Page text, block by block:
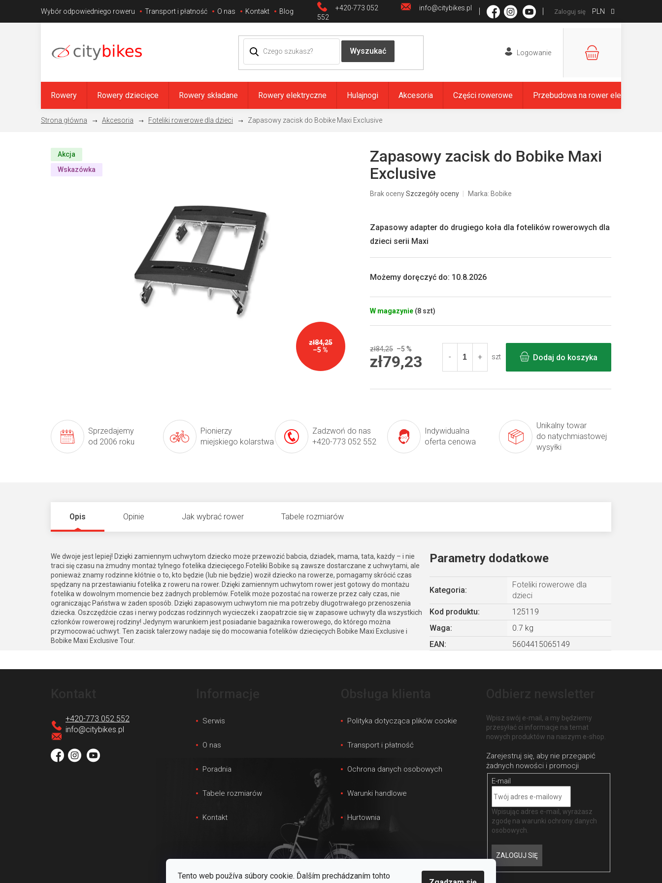
Tento web používa súbory cookie. Ďalším prechádzaním tohto
treści
+420-773 052
552
info@citybikes.pl
Wybór odpowiedniego roweru Transport i płatność O nas Kontakt Blog PLN
Zaloguj się
KOSZYK
Rowery Rowery dziecięce Rowery składane Rowery elektryczne Hulajnogi Akcesoria Części rowerowe Przebudowa na rower elektryczny
Akcesoria Foteliki rowerowe dla dzieci Zapasowy zacisk do Bobike Maxi Exclusive
zł84,25
–5 %
Akcja
Wskazówka
W magazynie (8 szt)
Możemy doręczyć do: 10.8.2026
Zapasowy adapter do drugiego koła dla fotelików rowerowych dla
dzieci serii Maxi
Zapasowy zacisk do Bobike Maxi
Exclusive
Średnia
0,0
5
Brak ocenySzczegóły oceny Marka: Bobike
zł84,25 –5 %
zł79,23 szt Dodaj do koszyka
Sprzedajemy
od 2006 roku
Pionierzy
miejskiego kolarstwa
Zadzwoń do nas
+420-773 052 552
Indywidualna
oferta cenowa
Unikalny towar
do natychmiastowej
wysyłki
Opis Opinie Jak wybrać rower Tabele rozmiarów
We dwoje jest lepiej! Dzięki zamiennym uchwytom dziecko może przewozić babcia, dziadek, mama, tata, każdy – i nie
traci się czasu na żmudny montaż tylnego fotelika dziecięcego.Foteliki Bobike są zawsze dostarczane z uchwytami, ale
ponieważ znamy rodzinne kłótnie o to, kto będzie (lub nie będzie) woził dziecko na rowerze, pomagamy skrócić czas
spędzany na przestawianiu fotelika z roweru na rower. Dzięki zamiennym uchwytom rower jest gotowy do montażu
fotelika w dowolnym momencie bez żadnych problemów. Fotelik może pozostać na rowerze przez cały czas, nie
ograniczając Państwa w żaden sposób. Dzięki zapasowym uchwytom nie ma potrzeby długotrwałego przenoszenia
dziecka. Oszczędźcie czas i nerwy podczas rodzinnych wycieczek i zaopatrzcie się w zapasowe uchwyty dla wszystkich
członków rowerowej rodziny! Jedynym warunkiem jest posiadanie bagażnika rowerowego, do którego można
przymocować uchwyt. Ten zacisk talerzowy nadaje się do mocowania fotelików dziecięcych Bobike Maxi Exclusive i
Bobike Maxi Exclusive Tour.
Parametry dodatkowe
Kategoria:
Foteliki rowerowe dla
dzieci
Kod produktu:
125119
Waga:
0.7 kg
EAN : 5604415065149
info@citybikes.pl
+420-773 052 552 Serwis
O nas
Poradnia
Tabele rozmiarów
Kontakt
Polityka dotycząca plików cookie
Transport i płatność
Ochrona danych osobowych
Warunki handlowe
Hurtownia
Wpisz swój e-mail, a my będziemy
przesyłać ci informacje na temat
nowych produktów na naszym e-shop.
E-mail
Wpisując adres e-mail, wyrażasz
zgodę nawarunki ochrony danych
osobowych
ZALOGUJ SIĘ